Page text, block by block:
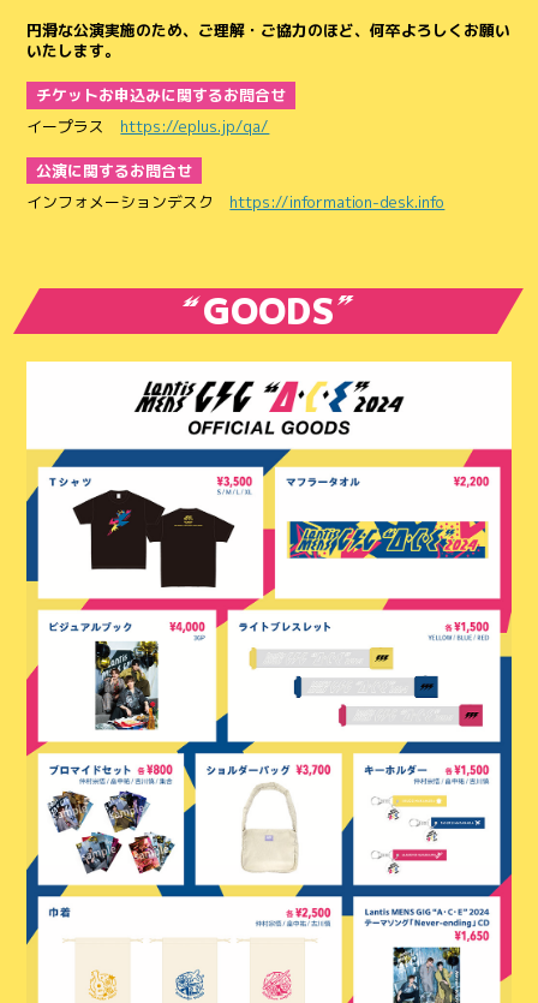
円滑な公演実施のため、ご理解・ご協力のほど、何卒よろしくお願い
いたします。
チケットお申込みに関するお問合せ
イープラス https://eplus.jp/qa/
公演に関するお問合せ
インフォメーションデスク https://information-desk.info
GOODS